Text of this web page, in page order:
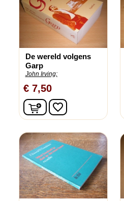
De wereld volgens
Garp
John Irving;
€ 7,50
In winkelwagen
favorite_border